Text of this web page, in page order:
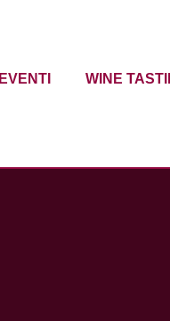
EVENTI WINE